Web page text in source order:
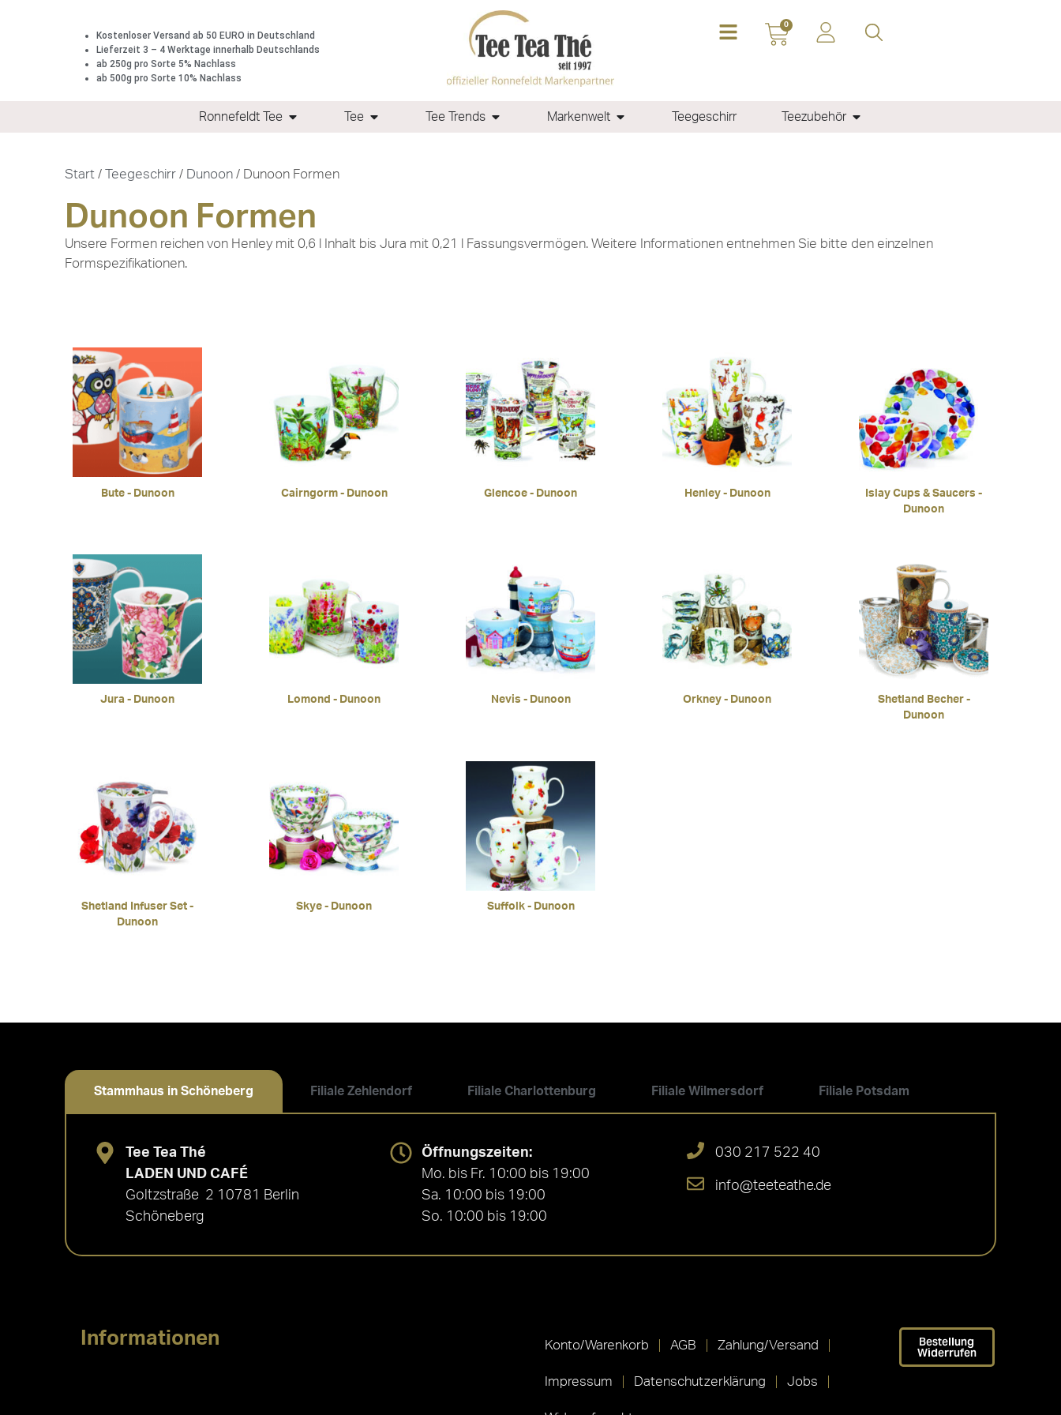
Kostenloser Versand ab 50 EURO in Deutschland
Lieferzeit 3 – 4 Werktage innerhalb Deutschlands
ab 250g pro Sorte 5% Nachlass
ab 500g pro Sorte 10% Nachlass
0
Ronnefeldt Tee Tee Tee Trends Markenwelt Teegeschirr Teezubehör
Start / Teegeschirr / Dunoon / Dunoon Formen
Dunoon Formen
Unsere Formen reichen von Henley mit 0,6 l Inhalt bis Jura mit 0,21 l Fassungsvermögen. Weitere Informationen entnehmen Sie bitte den einzelnen
Formspezifikationen.
Bute - Dunoon Cairngorm - Dunoon Glencoe - Dunoon Henley - Dunoon
Islay Cups & Saucers -
Dunoon
Jura - Dunoon Lomond - Dunoon Nevis - Dunoon Orkney - Dunoon
Shetland Becher -
Dunoon
Shetland Infuser Set -
Dunoon
Skye - Dunoon Suffolk - Dunoon
Stammhaus in Schöneberg Filiale Zehlendorf Filiale Charlottenburg Filiale Wilmersdorf Filiale Potsdam
Tee Tea Thé
LADEN UND CAFÉ
Goltzstraße 2 10781 Berlin
Schöneberg
Öffnungszeiten:
Mo. bis Fr. 10:00 bis 19:00
Sa. 10:00 bis 19:00
So. 10:00 bis 19:00
030 217 522 40
info@teeteathe.de
Informationen Konto/Warenkorb AGB Zahlung/Versand
Impressum Datenschutzerklärung Jobs
Bestellung
Widerrufen